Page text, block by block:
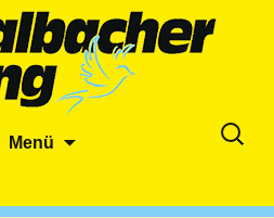
Menü
Suche